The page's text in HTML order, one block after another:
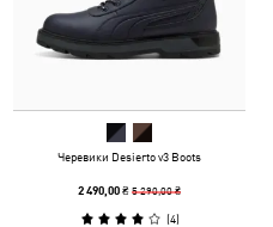
Черевики Desierto v3 Boots
2 490,00 ₴5 290,00 ₴
(4)